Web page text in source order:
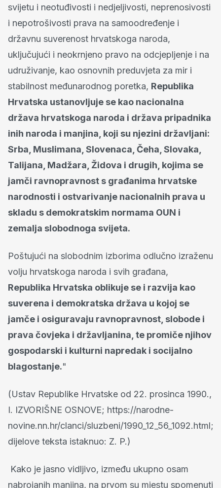
svijetu i neotuđivosti i nedjeljivosti, neprenosivosti
i nepotrošivosti prava na samoodređenje i
državnu suverenost hrvatskoga naroda,
uključujući i neokrnjeno pravo na odcjepljenje i na
udruživanje, kao osnovnih preduvjeta za mir i
stabilnost međunarodnog poretka, Republika
Hrvatska ustanovljuje se kao nacionalna
država hrvatskoga naroda i država pripadnika
inih naroda i manjina, koji su njezini državljani:
Srba, Muslimana, Slovenaca, Čeha, Slovaka,
Talijana, Madžara, Židova i drugih, kojima se
jamči ravnopravnost s građanima hrvatske
narodnosti i ostvarivanje nacionalnih prava u
skladu s demokratskim normama OUN i
zemalja slobodnoga svijeta.
Poštujući na slobodnim izborima odlučno izraženu
volju hrvatskoga naroda i svih građana,
Republika Hrvatska oblikuje se i razvija kao
suverena i demokratska država u kojoj se
jamče i osiguravaju ravnopravnost, slobode i
prava čovjeka i državljanina, te promiče njihov
gospodarski i kulturni napredak i socijalno
blagostanje."
(Ustav Republike Hrvatske od 22. prosinca 1990.,
I. IZVORIŠNE OSNOVE; https://narodne-
novine.nn.hr/clanci/sluzbeni/1990_12_56_1092.html;
dijelove teksta istaknuo: Z. P.)
Kako je jasno vidljivo, između ukupno osam
nabrojanih manjina, na prvom su mjestu spomenuti